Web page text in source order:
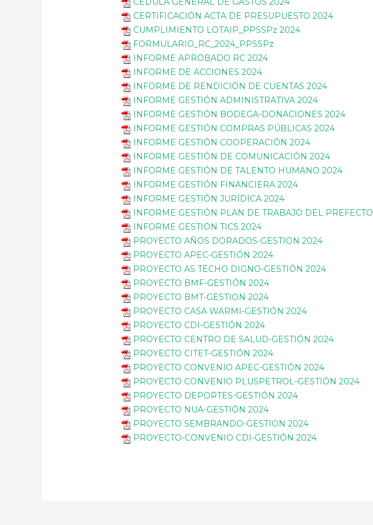
CERTIFICACIÓN ACTA DE PRESUPUESTO 2024
CUMPLIMIENTO LOTAIP_PPSSPz 2024
FORMULARIO_RC_2024_PPSSPz
INFORME APROBADO RC 2024
INFORME DE ACCIONES 2024
INFORME DE RENDICIÓN DE CUENTAS 2024
INFORME GESTIÓN ADMINISTRATIVA 2024
INFORME GESTIÓN BODEGA-DONACIONES 2024
INFORME GESTIÓN COMPRAS PÚBLICAS 2024
INFORME GESTIÓN COOPERACIÓN 2024
INFORME GESTIÓN DE COMUNICACIÓN 2024
INFORME GESTIÓN DE TALENTO HUMANO 2024
INFORME GESTIÓN FINANCIERA 2024
INFORME GESTIÓN JURÍDICA 2024
INFORME GESTIÓN PLAN DE TRABAJO DEL PREFECTO
INFORME GESTIÓN TICS 2024
PROYECTO AÑOS DORADOS-GESTION 2024
PROYECTO APEC-GESTIÓN 2024
PROYECTO AS TECHO DIGNO-GESTIÓN 2024
PROYECTO BMF-GESTIÓN 2024
PROYECTO BMT-GESTION 2024
PROYECTO CASA WARMI-GESTIÓN 2024
PROYECTO CDI-GESTIÓN 2024
PROYECTO CENTRO DE SALUD-GESTIÓN 2024
PROYECTO CITET-GESTIÓN 2024
PROYECTO CONVENIO APEC-GESTIÓN 2024
PROYECTO CONVENIO PLUSPETROL-GESTIÓN 2024
PROYECTO DEPORTES-GESTIÓN 2024
PROYECTO NUA-GESTIÓN 2024
PROYECTO SEMBRANDO-GESTION 2024
PROYECTO-CONVENIO CDI-GESTIÓN 2024